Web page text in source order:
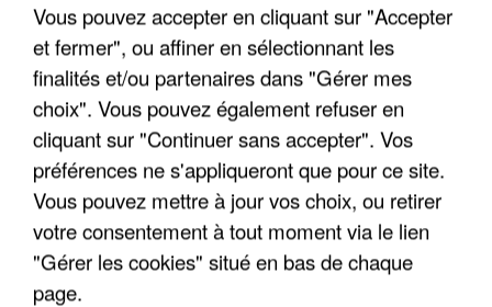
DE FAUNE SAUVAGE SONT...
Vous pouvez accepter en cliquant sur "Accepter
et fermer", ou affiner en sélectionnant les
finalités et/ou partenaires dans "Gérer mes
choix". Vous pouvez également refuser en
cliquant sur "Continuer sans accepter". Vos
préférences ne s'appliqueront que pour ce site.
Vous pouvez mettre à jour vos choix, ou retirer
votre consentement à tout moment via le lien
"Gérer les cookies" situé en bas de chaque
page.